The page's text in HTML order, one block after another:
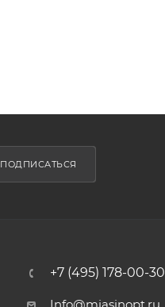
ПОДПИСАТЬСЯ
+7 (495) 178-00-30